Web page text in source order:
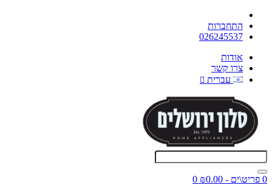
התחברות
026245537
אודות
צרו קשר
עברית
0 פריט\ים - ₪0.00
0